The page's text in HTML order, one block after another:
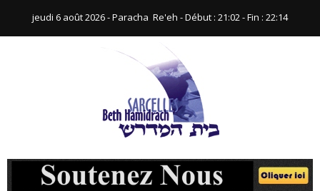
jeudi 6 août 2026 - Paracha ‪ Re'eh‬ - Début : 21:02‬ - Fin : ‪22:14‬